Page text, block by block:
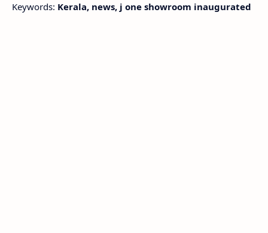
Keywords: Kerala, news, j one showroom inaugurated